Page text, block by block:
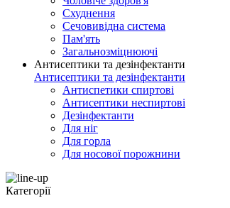
Схуднення
Сечовивідна система
Пам'ять
Загальнозміцнюючі
Антисептики та дезінфектанти
Антисептики та дезінфектанти
Антиспетики спиртові
Антисептики неспиртові
Дезінфектанти
Для ніг
Для горла
Для носової порожнини
Категорії